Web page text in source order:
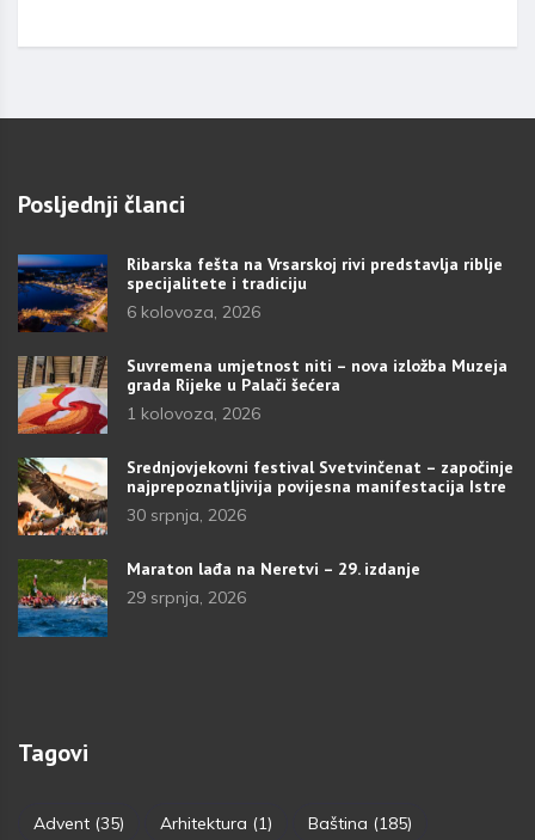
Posljednji članci
Ribarska fešta na Vrsarskoj rivi predstavlja riblje
specijalitete i tradiciju
6 kolovoza, 2026
Suvremena umjetnost niti – nova izložba Muzeja
grada Rijeke u Palači šećera
1 kolovoza, 2026
Srednjovjekovni festival Svetvinčenat – započinje
najprepoznatljivija povijesna manifestacija Istre
30 srpnja, 2026
Maraton lađa na Neretvi – 29. izdanje
29 srpnja, 2026
Tagovi
Advent (35) Arhitektura (1) Baština (185)